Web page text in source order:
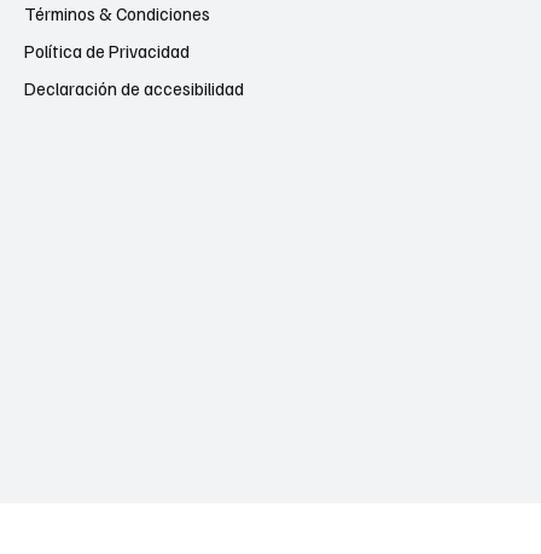
Política de Privacidad
Términos & Condiciones
Declaración de accesibilidad